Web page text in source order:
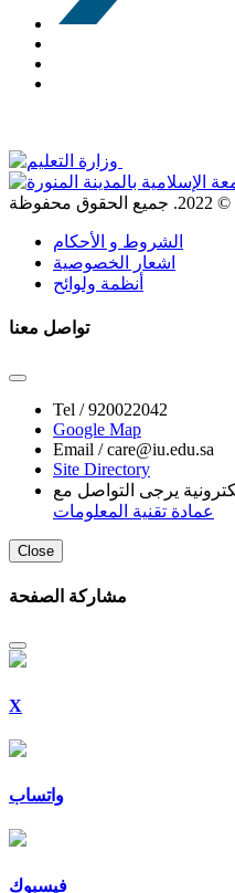
©
2022
الشروط و الأحكام
اشعار الخصوصية
أنظمة ولوائح
تواصل معنا
Tel /920022042
Google Map
Email /care@iu.edu.sa
Site Directory
يرجى التواصل مع
عمادة تقنية المعلومات
Close
مشاركة الصفحة
X
واتساب
فيسبوك